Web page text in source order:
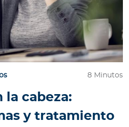
8 Minutos
la cabeza:
y tratamiento